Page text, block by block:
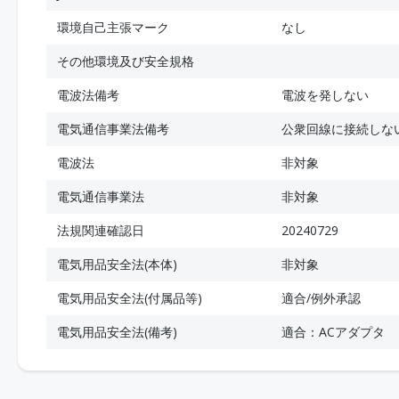
環境自己主張マーク
なし
その他環境及び安全規格
電波法備考
電波を発しない
電気通信事業法備考
公衆回線に接続しな
電波法
非対象
電気通信事業法
非対象
法規関連確認日
20240729
電気用品安全法(本体)
非対象
電気用品安全法(付属品等)
適合/例外承認
電気用品安全法(備考)
適合：ACアダプタ